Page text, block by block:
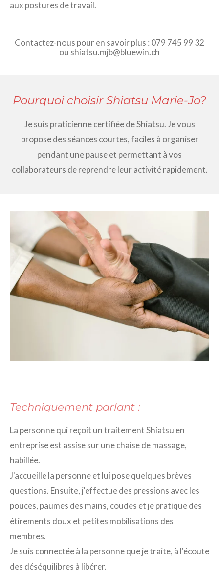
aux postures de travail.
Contactez-nous pour en savoir plus : 079 745 99 32
ou shiatsu.mjb@bluewin.ch
Pourquoi choisir Shiatsu Marie-Jo?
Je suis praticienne certifiée de Shiatsu. Je vous
propose des séances courtes, faciles à organiser
pendant une pause et permettant à vos
collaborateurs de reprendre leur activité rapidement.
Techniquement parlant :
La personne qui reçoit un traitement Shiatsu en
entreprise est assise sur une chaise de massage,
habillée.
J'accueille la personne et lui pose quelques brèves
questions. Ensuite, j'effectue des pressions avec les
pouces, paumes des mains, coudes et je pratique des
étirements doux et petites mobilisations des
membres.
Je suis connectée à la personne que je traite, à l'écoute
des déséquilibres à libérer.